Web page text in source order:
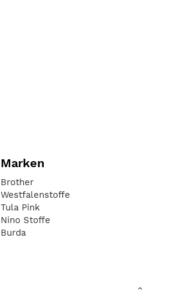
Marken
Brother
Westfalenstoffe
Tula Pink
Nino Stoffe
Burda